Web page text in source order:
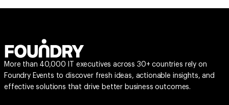
More than 40,000 IT executives across 30+ countries rely on
Foundry Events to discover fresh ideas, actionable insights, and
effective solutions that drive better business outcomes.